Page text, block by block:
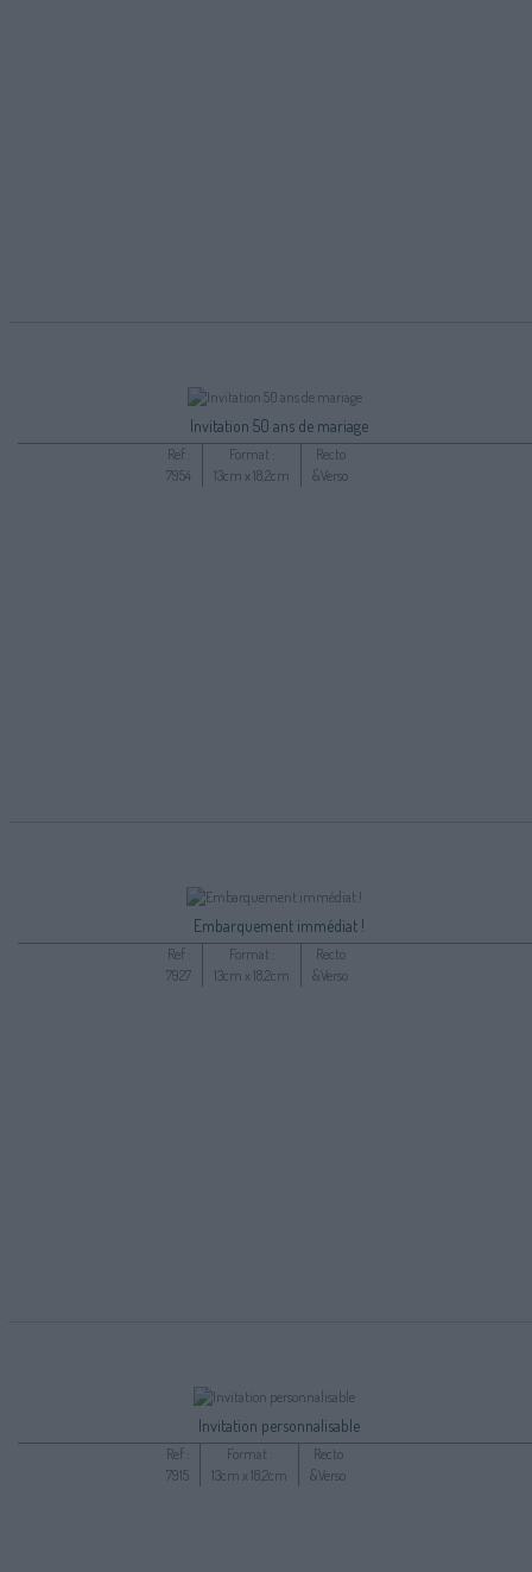
Invitation 50 ans de mariage
Ref :
7954
Format :
13cm x 18,2cm
Recto
&Verso
Embarquement immédiat !
Ref :
7927
Format :
13cm x 18,2cm
Recto
&Verso
Invitation personnalisable
Ref :
7915
Format :
13cm x 18,2cm
Recto
&Verso